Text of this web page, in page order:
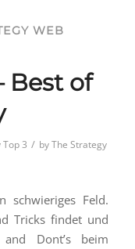
WEB
Best of
Top 3 / byThe Strategy
schwieriges Feld.
Tricks findet und
Dont’s beim